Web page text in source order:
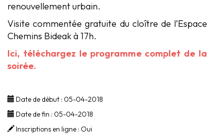
renouvellement urbain.
Visite commentée gratuite du cloître de l’Espace
Chemins Bideak à 17h.
Ici, téléchargez le programme complet de la
soirée.
Date de début : 05-04-2018
Date de fin : 05-04-2018
Inscriptions en ligne : Oui